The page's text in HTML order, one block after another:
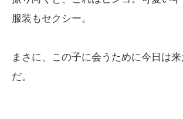
服装もセクシー。
まさに、この子に会うために今日は
だ。